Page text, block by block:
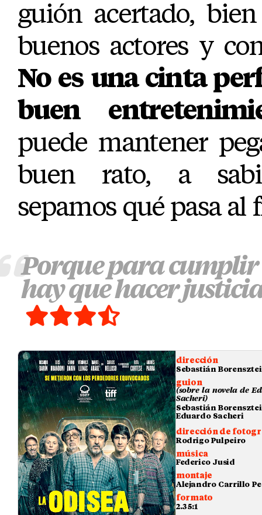
guión acertado,
buenos actores y
No es una cinta
buen
puede mantener
buen rato, a
sepamos qué pasa al
Porque para cumplir
hay que hacer
dirección
Sebastián
guion
(sobre la novela de
Sacheri)
Sebastián
Eduardo Sacheri
dirección de
Rodrigo Pulpeiro
música
Federico Jusid
montaje
Alejandro Carrillo
formato
2.35:1